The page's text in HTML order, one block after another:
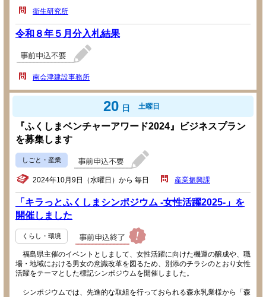
衛生研究所
令和８年５月分入札結果
南会津建設事務所
20 日 土曜日
『ふくしまベンチャーアワード2024』ビジネスプラン
を募集します
しごと・産業
2024年10月9日（水曜日）から 毎日 産業振興課
「キラっとふくしまシンポジウム -女性活躍2025-」を
開催しました
くらし・環境
福島県主催のイベントとしまして、女性活躍に向けた機運の醸成や、職
場・地域における男女の意識改革を図るため、別添のチラシのとおり女性
活躍をテーマとした標記シンポジウムを開催しました。
シンポジウムでは、先進的な取組を行っておられる森永乳業様から「森